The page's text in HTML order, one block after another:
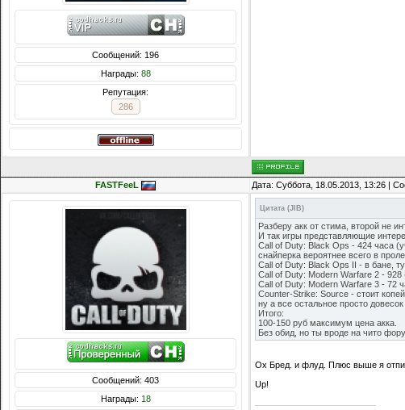
Сообщений: 196
Награды: 88
Репутация:
286
FASTFeeL Дата: Суббота, 18.05.2013, 13:26 |
Сообщений: 403
Награды: 18
Цитата (JIB)
Разберу акк от стима, второй не
И так игры представляющие
Call of Duty: Black Ops - 424 часа
снайперка вероятнее всего в
Call of Duty: Black Ops II - в бане,
Call of Duty: Modern Warfare 2 -
Call of Duty: Modern Warfare 3 - 72
Counter-Strike: Source - стоит
ну а все остальное просто
Итого:
100-150 руб максимум цена акка.
Без обид, но ты вроде на чито
Ох Бред. и флуд. Плюс выше я
Up!